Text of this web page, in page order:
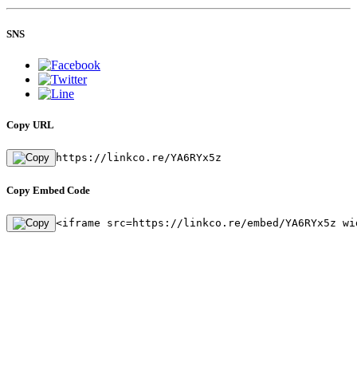
SNS
Copy URL
https://linkco.re/YA6RYx5z
Copy Embed Code
<iframe src=https://linkco.re/embed/YA6RYx5z